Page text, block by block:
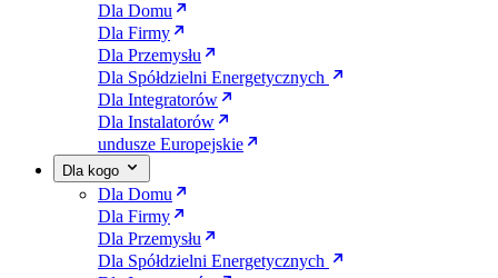
Dla Domu
Dla Firmy
Dla Przemysłu
Dla Spółdzielni Energetycznych
Dla Integratorów
Dla Instalatorów
undusze Europejskie
Dla kogo
Dla Domu
Dla Firmy
Dla Przemysłu
Dla Spółdzielni Energetycznych